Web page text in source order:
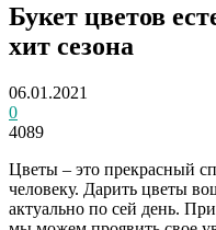
Букет цветов
хит сезона
06.01.2021
0
4089
Цветы – это прекрасный
человеку. Дарить цветы
актуально по сей день.